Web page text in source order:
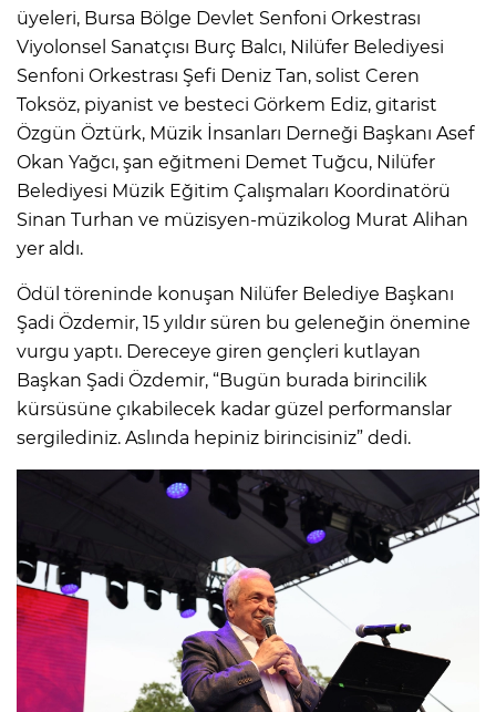
üyeleri, Bursa Bölge Devlet Senfoni Orkestrası
Viyolonsel Sanatçısı Burç Balcı, Nilüfer Belediyesi
Senfoni Orkestrası Şefi Deniz Tan, solist Ceren
Toksöz, piyanist ve besteci Görkem Ediz, gitarist
Özgün Öztürk, Müzik İnsanları Derneği Başkanı Asef
Okan Yağcı, şan eğitmeni Demet Tuğcu, Nilüfer
Belediyesi Müzik Eğitim Çalışmaları Koordinatörü
Sinan Turhan ve müzisyen-müzikolog Murat Alihan
yer aldı.
Ödül töreninde konuşan Nilüfer Belediye Başkanı
Şadi Özdemir, 15 yıldır süren bu geleneğin önemine
vurgu yaptı. Dereceye giren gençleri kutlayan
Başkan Şadi Özdemir, “Bugün burada birincilik
kürsüsüne çıkabilecek kadar güzel performanslar
sergilediniz. Aslında hepiniz birincisiniz” dedi.